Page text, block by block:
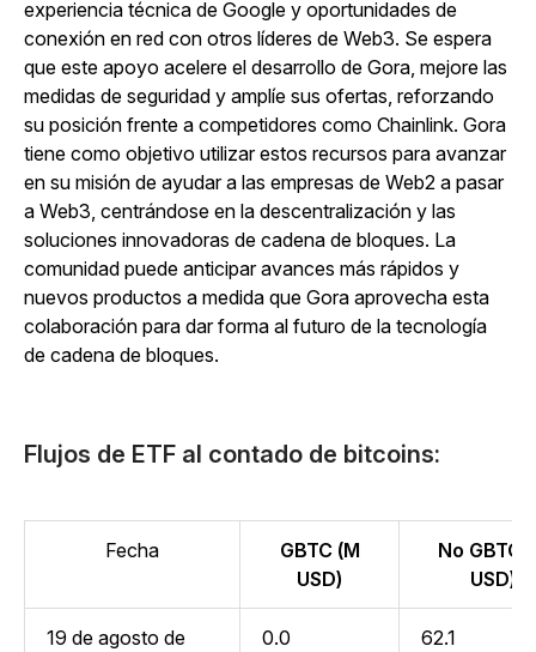
experiencia técnica de Google y oportunidades de
conexión en red con otros líderes de Web3. Se espera
que este apoyo acelere el desarrollo de Gora, mejore las
medidas de seguridad y amplíe sus ofertas, reforzando
su posición frente a competidores como Chainlink. Gora
tiene como objetivo utilizar estos recursos para avanzar
en su misión de ayudar a las empresas de Web2 a pasar
a Web3, centrándose en la descentralización y las
soluciones innovadoras de cadena de bloques. La
comunidad puede anticipar avances más rápidos y
nuevos productos a medida que Gora aprovecha esta
colaboración para dar forma al futuro de la tecnología
de cadena de bloques.
Flujos de ETF al contado de bitcoins:
Fecha
GBTC (M
USD)
No GBTC
USD)
19 de agosto de
0.0 62.1